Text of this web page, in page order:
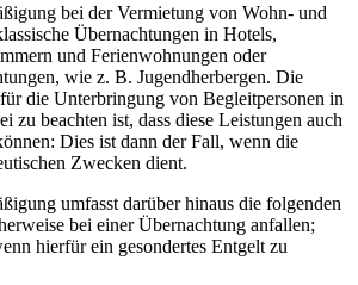
bei der Vermietung von Wohn- und
Übernachtungen in Hotels,
und Ferienwohnungen oder
wie z. B. Jugendherbergen. Die
die Unterbringung von Begleitpersonen in
zu beachten ist, dass diese Leistungen auch
Dies ist dann der Fall, wenn die
Zwecken dient.
umfasst darüber hinaus die folgenden
bei einer Übernachtung anfallen;
hierfür ein gesondertes Entgelt zu